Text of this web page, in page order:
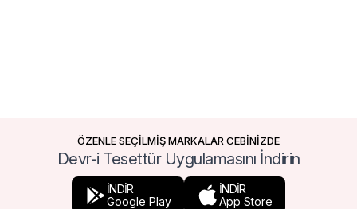
ÖZENLE SEÇİLMİŞ MARKALAR CEBİNİZDE
Devr-i Tesettür Uygulamasını İndirin
İNDİR
Google Play
İNDİR
App Store